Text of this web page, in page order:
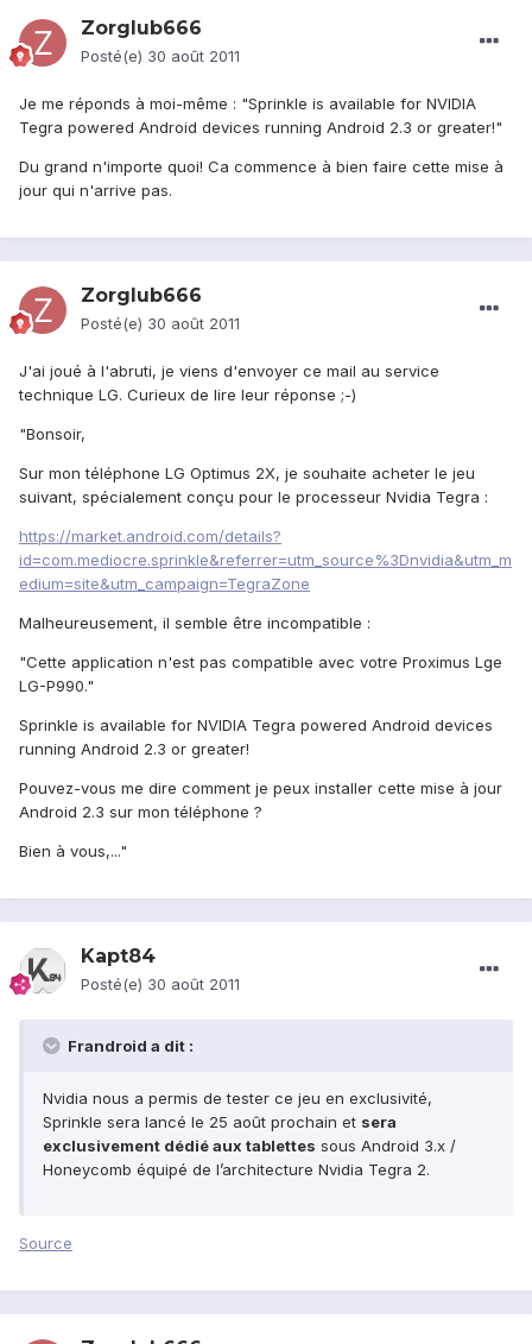
Zorglub666
Posté(e) 30 août 2011
Je me réponds à moi-même : "Sprinkle is available for NVIDIA
Tegra powered Android devices running Android 2.3 or greater!"
Du grand n'importe quoi! Ca commence à bien faire cette mise à
jour qui n'arrive pas.
Zorglub666
Posté(e) 30 août 2011
J'ai joué à l'abruti, je viens d'envoyer ce mail au service
technique LG. Curieux de lire leur réponse ;-)
"Bonsoir,
Sur mon téléphone LG Optimus 2X, je souhaite acheter le jeu
suivant, spécialement conçu pour le processeur Nvidia Tegra :
https://market.android.com/details?
id=com.mediocre.sprinkle&referrer=utm_source%3Dnvidia&utm_m
edium=site&utm_campaign=TegraZone
Malheureusement, il semble être incompatible :
"Cette application n'est pas compatible avec votre Proximus Lge
LG-P990."
Sprinkle is available for NVIDIA Tegra powered Android devices
running Android 2.3 or greater!
Pouvez-vous me dire comment je peux installer cette mise à jour
Android 2.3 sur mon téléphone ?
Bien à vous,..."
Kapt84
Posté(e) 30 août 2011
Frandroid a dit :
Nvidia nous a permis de tester ce jeu en exclusivité,
Sprinkle sera lancé le 25 août prochain et sera
exclusivement dédié aux tablettes sous Android 3.x /
Honeycomb équipé de l’architecture Nvidia Tegra 2.
Source